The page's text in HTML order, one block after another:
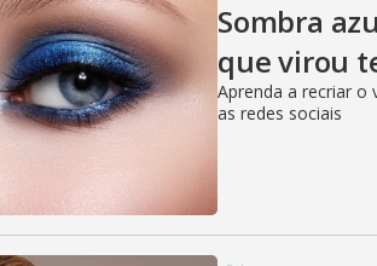
Sombra
que virou
Aprenda a recriar o
as redes sociais